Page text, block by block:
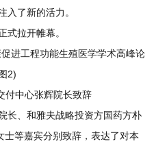
入了新的活力。
式拉开帷幕。
付中心张辉院长致辞
长、和雅夫战略投资方国药方朴
等嘉宾分别致辞，表达了对本